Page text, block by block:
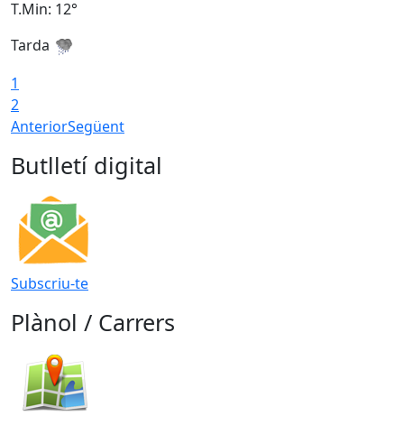
T.Min: 12°
Tarda
1
2
AnteriorSegüent
Butlletí digital
Subscriu-te
Plànol / Carrers